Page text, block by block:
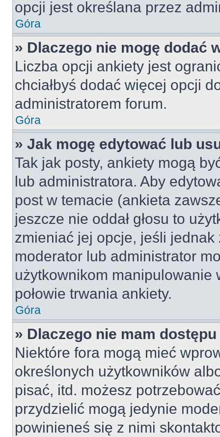
opcji jest określana przez
Góra
» Dlaczego nie mogę dodać
Liczba opcji ankiety jest
chciałbyś dodać więcej opcji
administratorem forum.
Góra
» Jak mogę edytować lub
Tak jak posty, ankiety mogą
lub administratora. Aby
post w temacie (ankieta
jeszcze nie oddał głosu to
zmieniać jej opcje, jeśli jednak
moderator lub administrator
użytkownikom manipulowanie
połowie trwania ankiety.
Góra
» Dlaczego nie mam
Niektóre fora mogą mieć
określonych użytkowników
pisać, itd. możesz
przydzielić mogą jedynie
powinieneś się z nimi